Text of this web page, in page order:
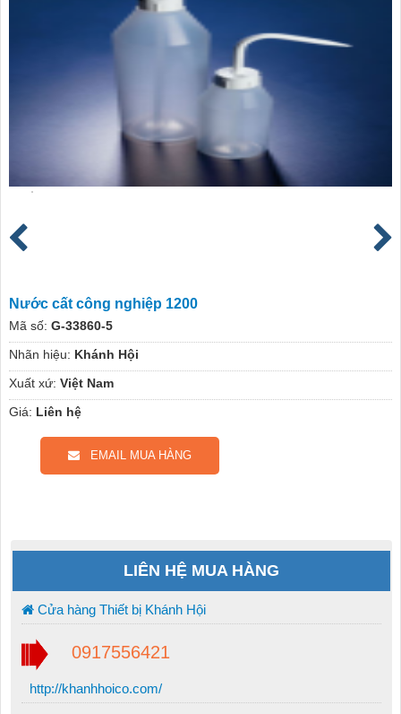
Nước cất công nghiệp 1200
Mã số: G-33860-5
Nhãn hiệu: Khánh Hội
Xuất xứ: Việt Nam
Giá: Liên hệ
EMAIL MUA HÀNG
LIÊN HỆ MUA HÀNG
Cửa hàng Thiết bị Khánh Hội
0917556421
http://khanhhoico.com/